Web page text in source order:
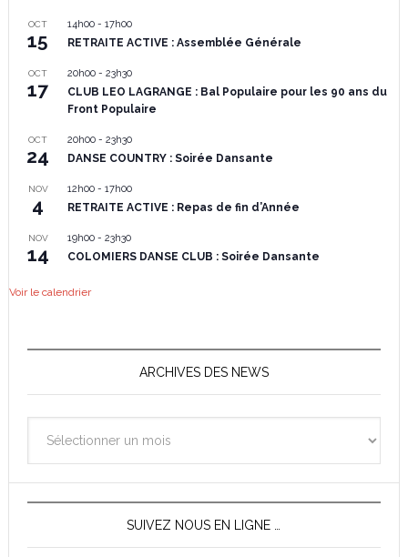
OCT
15
14h00- 17h00
RETRAITE ACTIVE : Assemblée Générale
OCT
17
20h00- 23h30
CLUB LEO LAGRANGE : Bal Populaire pour les 90 ans du
Front Populaire
OCT
24
20h00- 23h30
DANSE COUNTRY : Soirée Dansante
NOV
4
12h00- 17h00
RETRAITE ACTIVE : Repas de fin d’Année
NOV
14
19h00- 23h30
COLOMIERS DANSE CLUB : Soirée Dansante
Voir le calendrier
ARCHIVES DES NEWS
des
News
SUIVEZ NOUS EN LIGNE …